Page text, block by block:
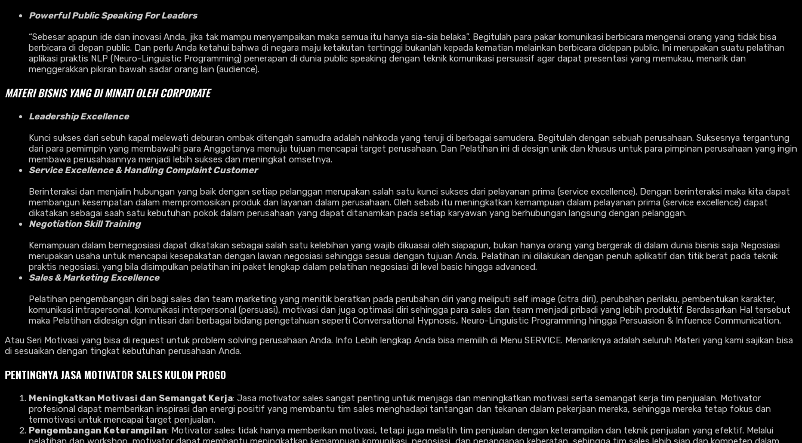
Powerful Public Speaking For Leaders
“Sebesar apapun ide dan inovasi Anda, jika tak mampu menyampaikan maka semua itu hanya sia-sia belaka”. Begitulah para pakar komunikasi berbicara mengenai orang yang tidak bisa
berbicara di depan public. Dan perlu Anda ketahui bahwa di negara maju ketakutan tertinggi bukanlah kepada kematian melainkan berbicara didepan public. Ini merupakan suatu pelatihan
aplikasi praktis NLP (Neuro-Linguistic Programming) penerapan di dunia public speaking dengan teknik komunikasi persuasif agar dapat presentasi yang memukau, menarik dan
menggerakkan pikiran bawah sadar orang lain (audience).
MATERI BISNIS YANG DI MINATI OLEH CORPORATE
Leadership Excellence
Kunci sukses dari sebuh kapal melewati deburan ombak ditengah samudra adalah nahkoda yang teruji di berbagai samudera. Begitulah dengan sebuah perusahaan. Suksesnya tergantung
dari para pemimpin yang membawahi para Anggotanya menuju tujuan mencapai target perusahaan. Dan Pelatihan ini di design unik dan khusus untuk para pimpinan perusahaan yang ingin
membawa perusahaannya menjadi lebih sukses dan meningkat omsetnya.
Service Excellence & Handling Complaint Customer
Berinteraksi dan menjalin hubungan yang baik dengan setiap pelanggan merupakan salah satu kunci sukses dari pelayanan prima (service excellence). Dengan berinteraksi maka kita dapat
membangun kesempatan dalam mempromosikan produk dan layanan dalam perusahaan. Oleh sebab itu meningkatkan kemampuan dalam pelayanan prima (service excellence) dapat
dikatakan sebagai saah satu kebutuhan pokok dalam perusahaan yang dapat ditanamkan pada setiap karyawan yang berhubungan langsung dengan pelanggan.
Negotiation Skill Training
Kemampuan dalam bernegosiasi dapat dikatakan sebagai salah satu kelebihan yang wajib dikuasai oleh siapapun, bukan hanya orang yang bergerak di dalam dunia bisnis saja Negosiasi
merupakan usaha untuk mencapai kesepakatan dengan lawan negosiasi sehingga sesuai dengan tujuan Anda. Pelatihan ini dilakukan dengan penuh aplikatif dan titik berat pada teknik
praktis negosiasi. yang bila disimpulkan pelatihan ini paket lengkap dalam pelatihan negosiasi di level basic hingga advanced.
Sales & Marketing Excellence
Pelatihan pengembangan diri bagi sales dan team marketing yang menitik beratkan pada perubahan diri yang meliputi self image (citra diri), perubahan perilaku, pembentukan karakter,
komunikasi intrapersonal, komunikasi interpersonal (persuasi), motivasi dan juga optimasi diri sehingga para sales dan team menjadi pribadi yang lebih produktif. Berdasarkan Hal tersebut
maka Pelatihan didesign dgn intisari dari berbagai bidang pengetahuan seperti Conversational Hypnosis, Neuro-Linguistic Programming hingga Persuasion & Infuence Communication.
Atau Seri Motivasi yang bisa di request untuk problem solving perusahaan Anda. Info Lebih lengkap Anda bisa memilih di Menu SERVICE. Menariknya adalah seluruh Materi yang kami sajikan bisa
di sesuaikan dengan tingkat kebutuhan perusahaan Anda.
PENTINGNYAJASA MOTIVATOR SALES KULON PROGO
Meningkatkan Motivasi dan Semangat Kerja: Jasa motivator sales sangat penting untuk menjaga dan meningkatkan motivasi serta semangat kerja tim penjualan. Motivator
profesional dapat memberikan inspirasi dan energi positif yang membantu tim sales menghadapi tantangan dan tekanan dalam pekerjaan mereka, sehingga mereka tetap fokus dan
termotivasi untuk mencapai target penjualan.
Pengembangan Keterampilan: Motivator sales tidak hanya memberikan motivasi, tetapi juga melatih tim penjualan dengan keterampilan dan teknik penjualan yang efektif. Melalui